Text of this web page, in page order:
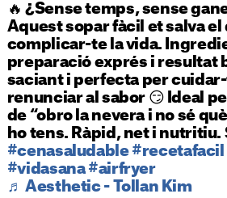
🔥 ¿Sense temps, sense
Aquest sopar fàcil et salva el
complicar-te la vida.
preparació exprés i resultat
saciant i perfecta per
renunciar al sabor 😏 Ideal
de “obro la nevera i no sé
ho tens. Ràpid, net i nutritiu.
#cenasaludable #recetafacil
#vidasana #airfryer
♬ Aesthetic - Tollan Kim